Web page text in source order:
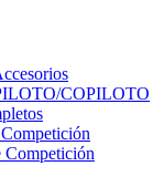
COPILOTO